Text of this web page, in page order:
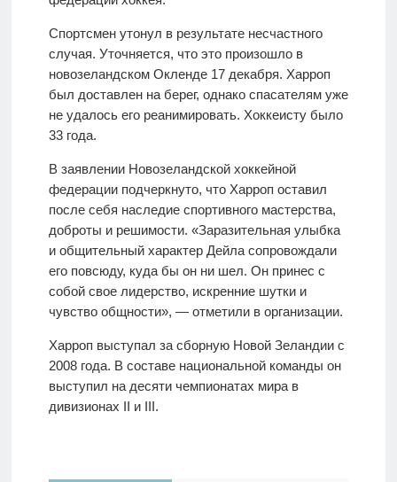
Спортсмен утонул в результате несчастного
случая. Уточняется, что это произошло в
новозеландском Окленде 17 декабря. Харроп
был доставлен на берег, однако спасателям уже
не удалось его реанимировать. Хоккеисту было
33 года.
В заявлении Новозеландской хоккейной
федерации подчеркнуто, что Харроп оставил
после себя наследие спортивного мастерства,
доброты и решимости. «Заразительная улыбка
и общительный характер Дейла сопровождали
его повсюду, куда бы он ни шел. Он принес с
собой свое лидерство, искренние шутки и
чувство общности», — отметили в организации.
Харроп выступал за сборную Новой Зеландии с
2008 года. В составе национальной команды он
выступил на десяти чемпионатах мира в
дивизионах II и III.